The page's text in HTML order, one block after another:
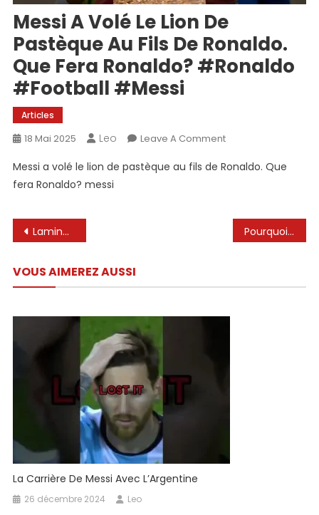
Messi A Volé Le Lion De
Pastèque Au Fils De Ronaldo.
Que Fera Ronaldo? #ronaldo
#football #messi
Articles
18 Mai 2025 Leo Leave A CommentOn
A
Lion
Fils
Ronaldo.
Messi a volé le lion de pastèque au fils de Ronaldo. Que
fera Ronaldo? messi
Navigation
l’article
Lamine Yamal est prononcée sur la comparaison avec Messi Pourquoi Messi a-t-il traité Ronaldo comme ça? 😢💔
VOUS AIMEREZ AUSSI
La Carrière De Messi Avec L’Argentine
26 décembre 2024 Leo